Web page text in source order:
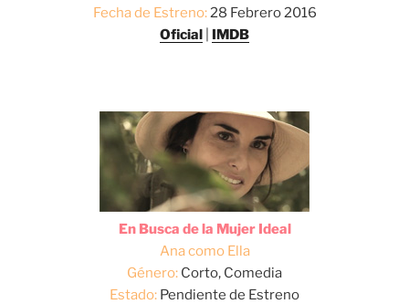
Fecha de Estreno:28 Febrero 2016
Oficial
IMDB
En Busca de la Mujer Ideal
Ana como Ella
Género: Corto, Comedia
Estado: Pendiente de Estreno